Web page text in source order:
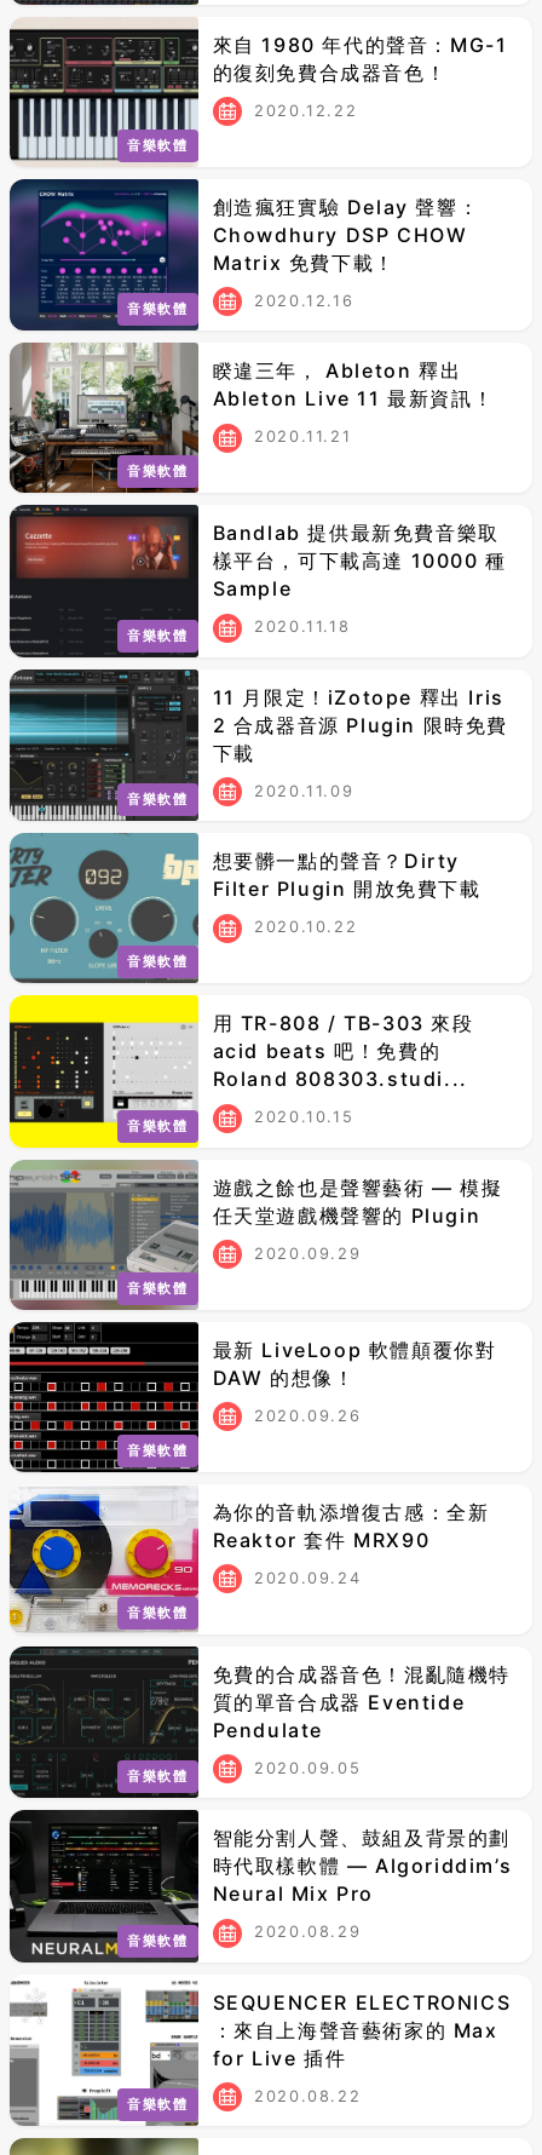
音樂軟體
來自 1980 年代的聲音：MG-1
的復刻免費合成器音色！
2020.12.22
音樂軟體
創造瘋狂實驗 Delay 聲響：
Chowdhury DSP CHOW
Matrix 免費下載！
2020.12.16
音樂軟體
睽違三年， Ableton 釋出
Ableton Live 11 最新資訊！
2020.11.21
音樂軟體
Bandlab 提供最新免費音樂取
樣平台，可下載高達 10000 種
Sample
2020.11.18
音樂軟體
11 月限定！iZotope 釋出 Iris
2 合成器音源 Plugin 限時免費
下載
2020.11.09
音樂軟體
想要髒一點的聲音？Dirty
Filter Plugin 開放免費下載
2020.10.22
音樂軟體
用 TR-808 / TB-303 來段
acid beats 吧！免費的
Roland 808303.studi...
2020.10.15
音樂軟體
遊戲之餘也是聲響藝術 — 模擬
任天堂遊戲機聲響的 Plugin
2020.09.29
音樂軟體
最新 LiveLoop 軟體顛覆你對
DAW 的想像！
2020.09.26
音樂軟體
為你的音軌添增復古感：全新
Reaktor 套件 MRX90
2020.09.24
音樂軟體
免費的合成器音色！混亂隨機特
質的單音合成器 Eventide
Pendulate
2020.09.05
音樂軟體
智能分割人聲、鼓組及背景的劃
時代取樣軟體 — Algoriddim’s
Neural Mix Pro
2020.08.29
音樂軟體
SEQUENCER ELECTRONICS
：來自上海聲音藝術家的 Max
for Live 插件
2020.08.22